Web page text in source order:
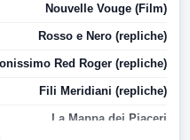
Nouvelle Vouge (Film)
Rosso e Nero (repliche)
Red Roger (repliche)
Fili Meridiani (repliche)
La Mappa dei Piaceri